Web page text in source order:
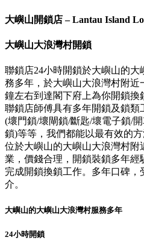
大嶼山開鎖店 – Lantau Island
大嶼山大浪灣村開鎖
聯鎖店24小時開鎖於大嶼山的
務多年，於大嶼山大浪灣村附近
鐘左右到達閣下府上為你開鎖換
聯鎖店師傅具有多年開鎖及鎖
(壞門鎖/壞閘鎖/斷匙/壞電子鎖/
鎖)等等，我們都能以最有效的
位於大嶼山的大嶼山大浪灣村
業，價錢合理，開鎖裝鎖多年
完成開鎖換鎖工作。多年口碑
介。
大嶼山的大嶼山大浪灣村服務多年
24小時開鎖